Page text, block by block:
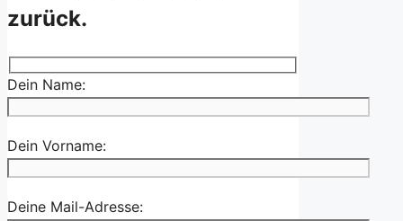
zurück.
Dein Name:
Dein Vorname:
Deine Mail-Adresse: